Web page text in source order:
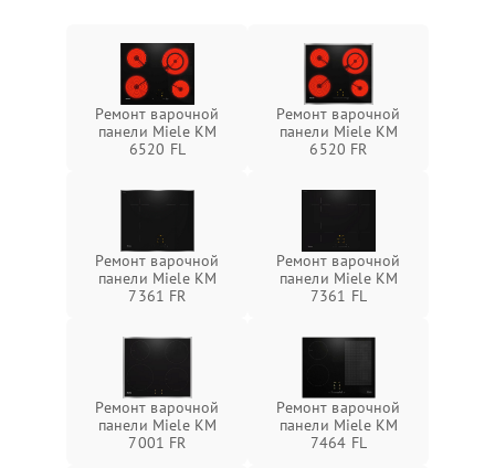
Ремонт варочной
панели Miele KM
6520 FL
Ремонт варочной
панели Miele KM
6520 FR
Ремонт варочной
панели Miele KM
7361 FR
Ремонт варочной
панели Miele KM
7361 FL
Ремонт варочной
панели Miele KM
7001 FR
Ремонт варочной
панели Miele KM
7464 FL